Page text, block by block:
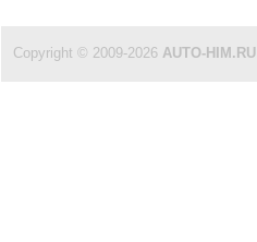
Copyright © 2009-2026 AUTO-HIM.RU